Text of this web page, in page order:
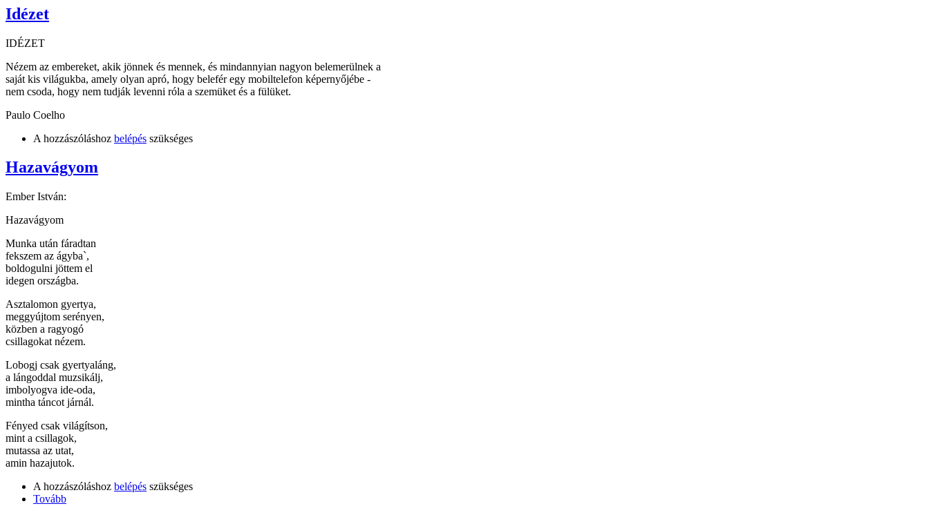
Idézet
IDÉZET
Nézem az embereket, akik jönnek és mennek, és mindannyian nagyon belemerülnek a
saját kis világukba, amely olyan apró, hogy belefér egy mobiltelefon képernyőjébe -
nem csoda, hogy nem tudják levenni róla a szemüket és a fülüket.
Paulo Coelho
A hozzászóláshoz belépés szükséges
Hazavágyom
Ember István:
Hazavágyom
Munka után fáradtan
fekszem az ágyba`,
boldogulni jöttem el
idegen országba.
Asztalomon gyertya,
meggyújtom serényen,
közben a ragyogó
csillagokat nézem.
Lobogj csak gyertyaláng,
a lángoddal muzsikálj,
imbolyogva ide-oda,
mintha táncot járnál.
Fényed csak világítson,
mint a csillagok,
mutassa az utat,
amin hazajutok.
A hozzászóláshoz belépés szükséges
Tovább